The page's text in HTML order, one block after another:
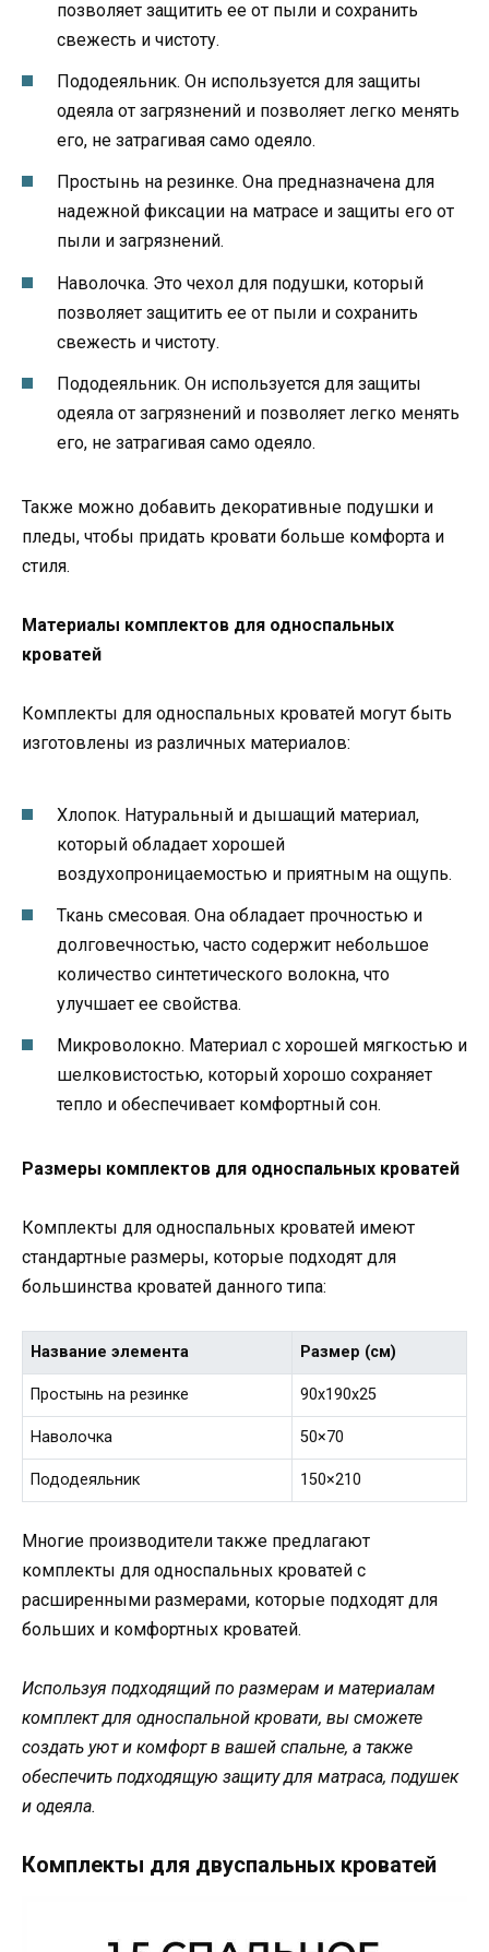
позволяет защитить ее от пыли и сохранить
свежесть и чистоту.
Пододеяльник. Он используется для защиты
одеяла от загрязнений и позволяет легко менять
его, не затрагивая само одеяло.
Простынь на резинке. Она предназначена для
надежной фиксации на матрасе и защиты его от
пыли и загрязнений.
Наволочка. Это чехол для подушки, который
позволяет защитить ее от пыли и сохранить
свежесть и чистоту.
Пододеяльник. Он используется для защиты
одеяла от загрязнений и позволяет легко менять
его, не затрагивая само одеяло.
Также можно добавить декоративные подушки и
пледы, чтобы придать кровати больше комфорта и
стиля.
Материалы комплектов для односпальных
кроватей
Комплекты для односпальных кроватей могут быть
изготовлены из различных материалов:
Хлопок. Натуральный и дышащий материал,
который обладает хорошей
воздухопроницаемостью и приятным на ощупь.
Ткань смесовая. Она обладает прочностью и
долговечностью, часто содержит небольшое
количество синтетического волокна, что
улучшает ее свойства.
Микроволокно. Материал с хорошей мягкостью и
шелковистостью, который хорошо сохраняет
тепло и обеспечивает комфортный сон.
Размеры комплектов для односпальных кроватей
Комплекты для односпальных кроватей имеют
стандартные размеры, которые подходят для
большинства кроватей данного типа:
Название элемента Размер (см)
Простынь на резинке 90x190x25
Наволочка 50×70
Пододеяльник 150×210
Многие производители также предлагают
комплекты для односпальных кроватей с
расширенными размерами, которые подходят для
больших и комфортных кроватей.
Используя подходящий по размерам и материалам
комплект для односпальной кровати, вы сможете
создать уют и комфорт в вашей спальне, а также
обеспечить подходящую защиту для матраса, подушек
и одеяла.
Комплекты для двуспальных кроватей